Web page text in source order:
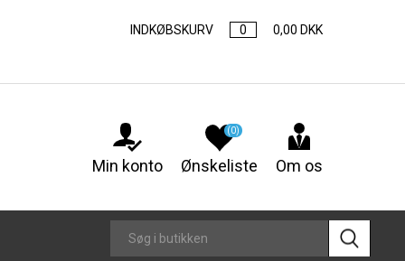
INDKØBSKURV 0 0,00 DKK
Min konto Ønskeliste
(0)
Om os